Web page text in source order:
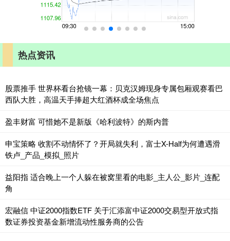
热点资讯
股票推手 世界杯看台抢镜一幕：贝克汉姆现身专属包厢观赛看巴
西队大胜，高温天手捧超大红酒杯成全场焦点
盈丰财富 可惜她不是新版《哈利波特》的斯内普
申宝策略 收割不动情怀了？开局就失利，富士X-Half为何遭遇滑
铁卢_产品_模拟_照片
益阳指 适合晚上一个人躲在被窝里看的电影_主人公_影片_连配
角
宏融信 中证2000指数ETF 关于汇添富中证2000交易型开放式指
数证券投资基金新增流动性服务商的公告